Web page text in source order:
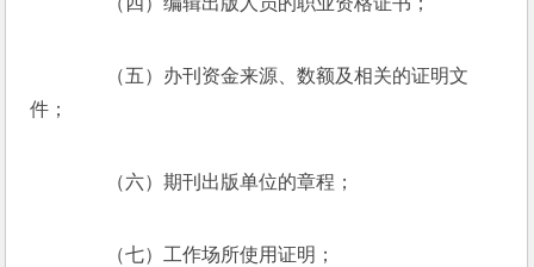
（五）办刊资金来源、数额及相关的证明文
件；
（六）期刊出版单位的章程；
（七）工作场所使用证明；